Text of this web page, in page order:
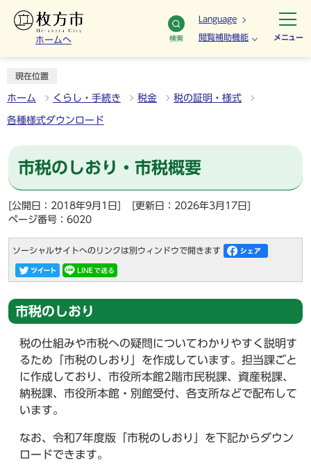
ホームへ 検索
Language
閲覧補助機能 メニュー
現在位置
ホーム くらし・手続き 税金 税の証明・様式
各種様式ダウンロード
市税のしおり・市税概要
[公開日：2018年9月1日]
[更新日：2026年3月17日]
ページ番号：6020
ソーシャルサイトへのリンクは別ウィンドウで開きます
市税のしおり
税の仕組みや市税への疑問についてわかりやすく説明す
るため「市税のしおり」を作成しています。担当課ごと
に作成しており、市役所本館2階市民税課、資産税課、
納税課、市役所本館・別館受付、各支所などで配布して
います。
なお、令和7年度版「市税のしおり」を下記からダウン
ロードできます。